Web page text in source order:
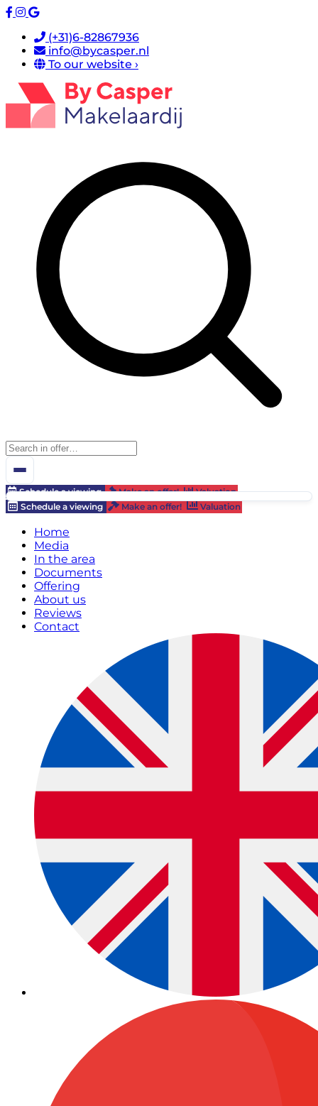
(+31)6-82867936
info@bycasper.nl
To our website ›
Schedule a viewing Make an offer!
Valuation
Schedule a viewing
Make an offer! Valuation
Home
Media
In the area
Documents
Offering
About us
Reviews
Contact